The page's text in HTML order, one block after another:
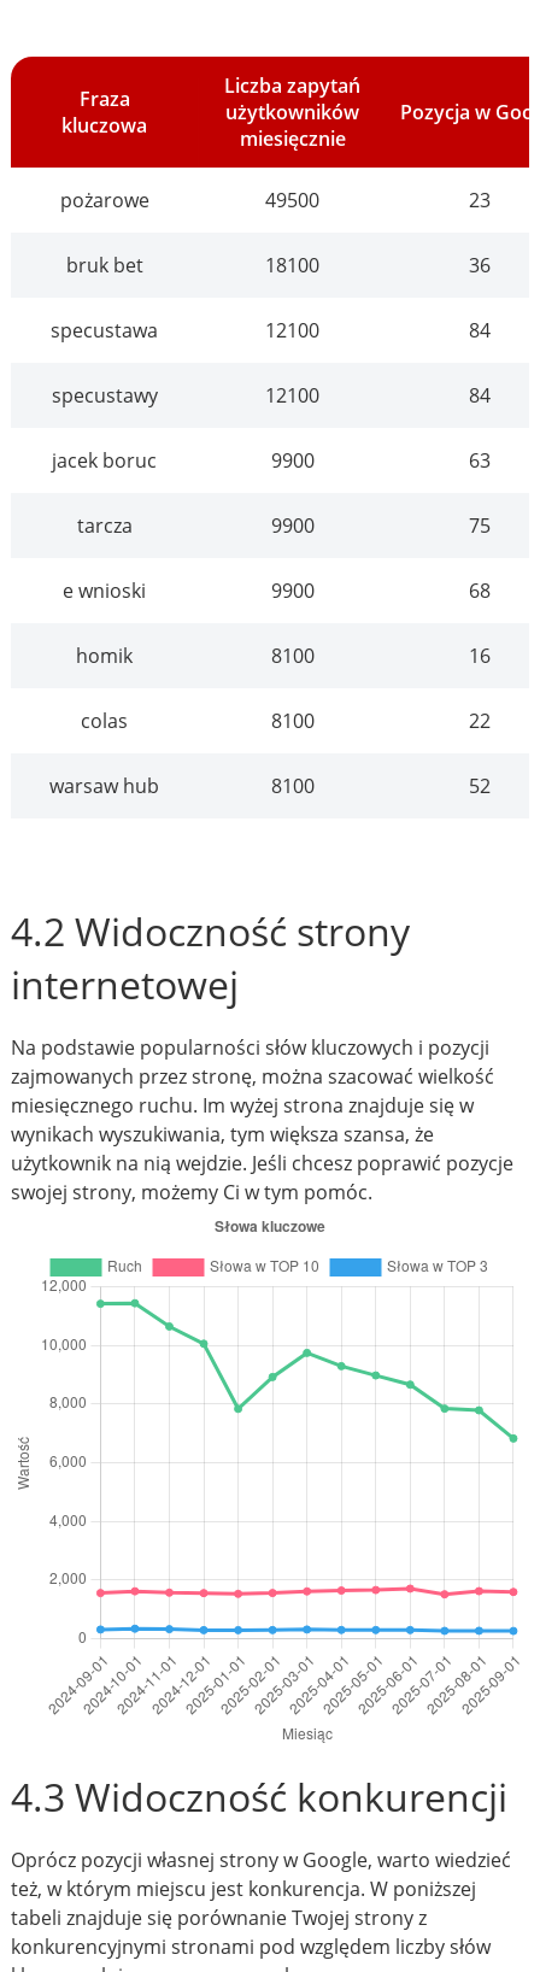
Fraza
kluczowa
Liczba zapytań
użytkowników
miesięcznie
Pozycja w
pożarowe 49500 23
bruk bet 18100 36
specustawa 12100 84
specustawy 12100 84
jacek boruc 9900 63
tarcza 9900 75
e wnioski 9900 68
homik 8100 16
colas 8100 22
warsaw hub 8100 52
4.2 Widoczność strony
internetowej
Na podstawie popularności słów kluczowych i pozycji
zajmowanych przez stronę, można szacować wielkość
miesięcznego ruchu. Im wyżej strona znajduje się w
wynikach wyszukiwania, tym większa szansa, że
użytkownik na nią wejdzie. Jeśli chcesz poprawić pozycje
swojej strony, możemy Ci w tym pomóc.
4.3 Widoczność konkurencji
Oprócz pozycji własnej strony w Google, warto wiedzieć
też, w którym miejscu jest konkurencja. W poniższej
tabeli znajduje się porównanie Twojej strony z
konkurencyjnymi stronami pod względem liczby słów